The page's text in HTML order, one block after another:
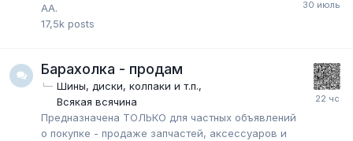
АА.
17,5k posts
Барахолка - продам
Шины, диски, колпаки и т.п.
Всякая всячина
Предназначена ТОЛЬКО для частных объявлений
о покупке - продаже запчастей, аксессуаров и